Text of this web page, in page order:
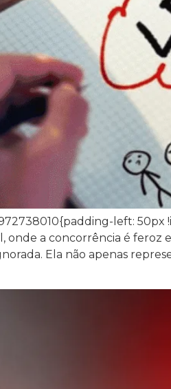
left:
a concorrência é feroz
Ela não apenas